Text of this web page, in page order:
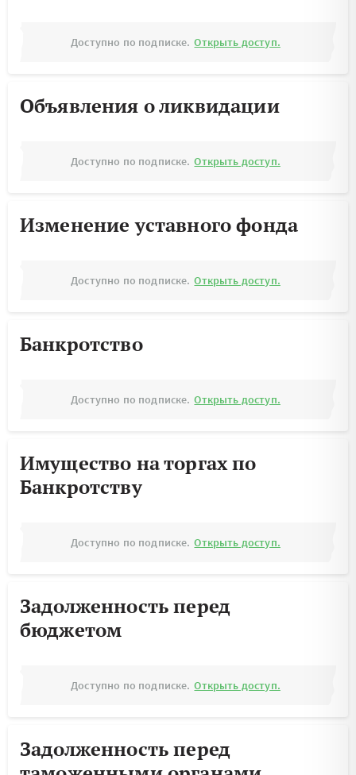
Доступно по подписке. Открыть доступ.
Объявления о ликвидации
Доступно по подписке. Открыть доступ.
Изменение уставного фонда
Доступно по подписке. Открыть доступ.
Банкротство
Доступно по подписке. Открыть доступ.
Имущество на торгах по
Банкротству
Доступно по подписке. Открыть доступ.
Задолженность перед
бюджетом
Доступно по подписке. Открыть доступ.
Задолженность перед